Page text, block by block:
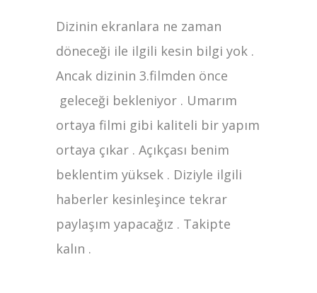
Dizinin ekranlara ne zaman
döneceği ile ilgili kesin bilgi yok .
Ancak dizinin 3.filmden önce
geleceği bekleniyor . Umarım
ortaya filmi gibi kaliteli bir yapım
ortaya çıkar . Açıkçası benim
beklentim yüksek . Diziyle ilgili
haberler kesinleşince tekrar
paylaşım yapacağız . Takipte
kalın .